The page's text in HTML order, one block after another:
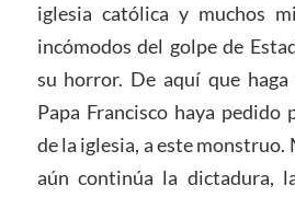
iglesia católica y muchos
incómodos del golpe de
su horror. De aquí que haga
Papa Francisco haya pedido
de la iglesia, a este monstruo.
aún continúa la dictadura,